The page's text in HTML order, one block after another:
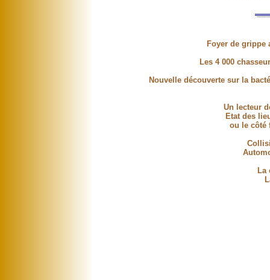
Foyer de grippe
Les 4 000
Nouvelle découverte sur la
Un lecteur
Etat des
ou le côté
La